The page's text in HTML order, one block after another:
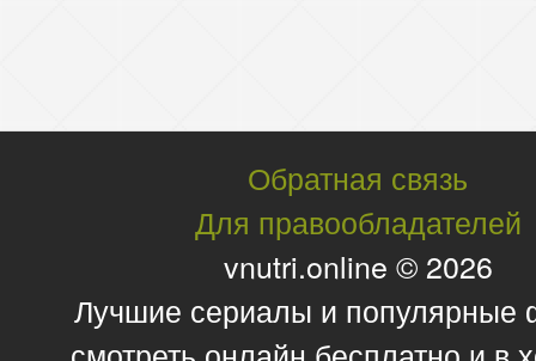
Обратная связь
Для правообладателей
vnutri.online © 2026
Лучшие сериалы и